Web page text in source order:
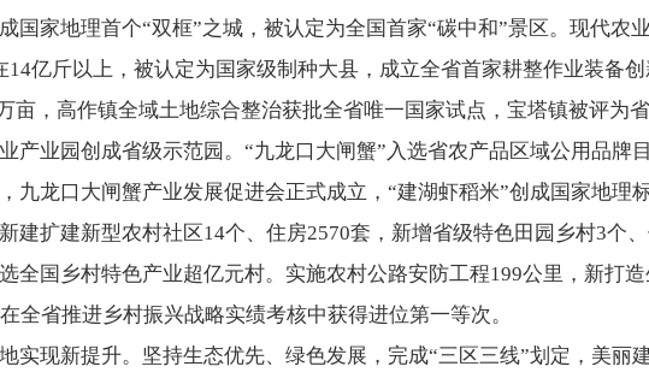
国家地理首个“双框”之城，被认定为全国首家“碳中和”景区。现代农
14亿斤以上，被认定为国家级制种大县，成立全省首家耕整作业装备
亩，高作镇全域土地综合整治获批全省唯一国家试点，宝塔镇被评为
产业园创成省级示范园。“九龙口大闸蟹”入选省农产品区域公用品牌
九龙口大闸蟹产业发展促进会正式成立，“建湖虾稻米”创成国家地理
建扩建新型农村社区14个、住房2570套，新增省级特色田园乡村3个
全国乡村特色产业超亿元村。实施农村公路安防工程199公里，新打
全省推进乡村振兴战略实绩考核中获得进位第一等次。
实现新提升。坚持生态优先、绿色发展，完成“三区三线”划定，美丽